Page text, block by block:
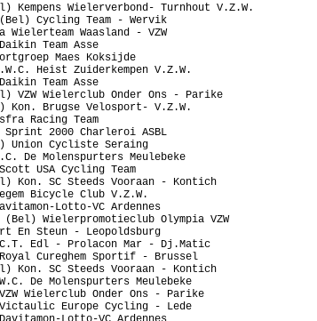
Kempens Wielerverbond- Turnhout V.Z.W.
Cycling Team - Wervik
Waasland - VZW
Team Asse
Maes Koksijde
Heist Zuiderkempen V.Z.W.
Team Asse
VZW Wielerclub Onder Ons - Parike
Kon. Brugse Velosport- V.Z.W.
Racing Team
2000 Charleroi ASBL
Union Cycliste Seraing
De Molenspurters Meulebeke
USA Cycling Team
Kon. SC Steeds Vooraan - Kontich
Bicycle Club V.Z.W.
Lotto-VC Ardennes
Wielerpromotieclub Olympia VZW
En Steun - Leopoldsburg
Edl - Prolacon Mar - Dj.Matic
Cureghem Sportif - Brussel
Kon. SC Steeds Vooraan - Kontich
De Molenspurters Meulebeke
Wielerclub Onder Ons - Parike
Europe Cycling - Lede